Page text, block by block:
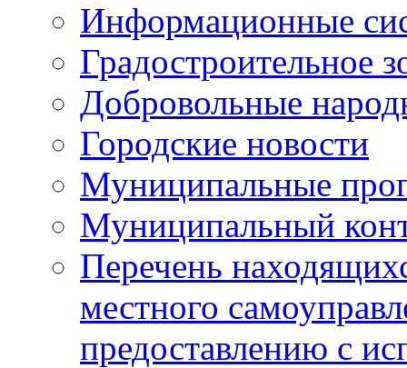
Информационные
Градостроительное
Добровольные
Городские новости
Муниципальные
Муниципальный
Перечень
местного
предоставлению с